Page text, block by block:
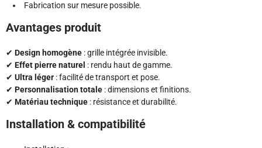
Fabrication sur mesure possible.
Avantages produit
✔ Design homogène : grille intégrée invisible.
✔ Effet pierre naturel : rendu haut de gamme.
✔ Ultra léger : facilité de transport et pose.
✔ Personnalisation totale : dimensions et finitions.
✔ Matériau technique : résistance et durabilité.
Installation & compatibilité